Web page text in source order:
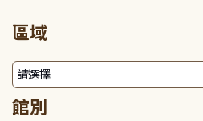
區域
館別